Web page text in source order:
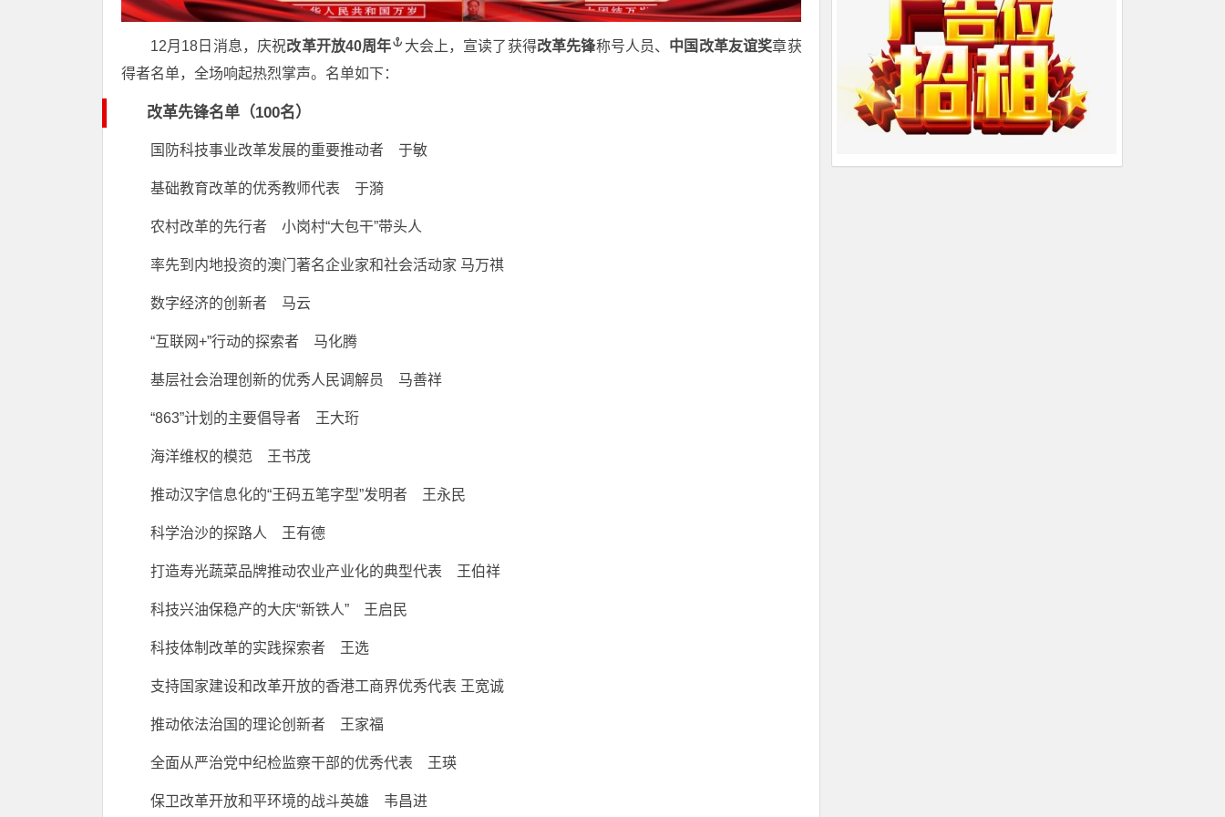
12月18日消息，庆祝改革开放40周年 大会上，宣读了获得改革先锋称号人员、 中国改革友谊奖章获
得者名单，全场响起热烈掌声。名单如下：
改革先锋名单（100名）
国防科技事业改革发展的重要推动者 于敏
基础教育改革的优秀教师代表 于漪
农村改革的先行者 小岗村“大包干”带头人
率先到内地投资的澳门著名企业家和社会活动家 马万祺
数字经济的创新者 马云
“互联网+”行动的探索者 马化腾
基层社会治理创新的优秀人民调解员 马善祥
“863”计划的主要倡导者 王大珩
海洋维权的模范 王书茂
推动汉字信息化的“王码五笔字型”发明者 王永民
科学治沙的探路人 王有德
打造寿光蔬菜品牌推动农业产业化的典型代表 王伯祥
科技兴油保稳产的大庆“新铁人” 王启民
科技体制改革的实践探索者 王选
支持国家建设和改革开放的香港工商界优秀代表 王宽诚
推动依法治国的理论创新者 王家福
全面从严治党中纪检监察干部的优秀代表 王瑛
保卫改革开放和平环境的战斗英雄 韦昌进